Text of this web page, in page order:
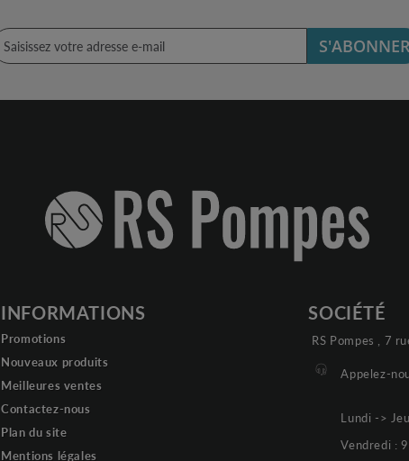
INFORMATIONS
Promotions
Nouveaux produits
Meilleures ventes
Contactez-nous
Plan du site
Mentions légales
SOCIÉTÉ
RS Pompes , 7
Appelez-
Lundi ->
Vendredi :